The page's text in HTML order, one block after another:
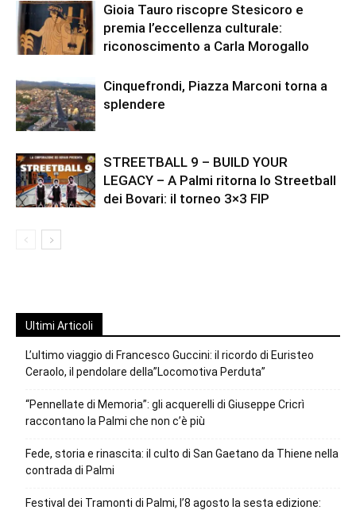
Gioia Tauro riscopre Stesicoro e
premia l’eccellenza culturale:
riconoscimento a Carla Morogallo
Cinquefrondi, Piazza Marconi torna a
splendere
STREETBALL 9 – BUILD YOUR
LEGACY – A Palmi ritorna lo Streetball
dei Bovari: il torneo 3×3 FIP
Ultimi Articoli
L’ultimo viaggio di Francesco Guccini: il ricordo di Euristeo
Ceraolo, il pendolare della”Locomotiva Perduta”
“Pennellate di Memoria”: gli acquerelli di Giuseppe Cricrì
raccontano la Palmi che non c’è più
Fede, storia e rinascita: il culto di San Gaetano da Thiene nella
contrada di Palmi
Festival dei Tramonti di Palmi, l’8 agosto la sesta edizione: